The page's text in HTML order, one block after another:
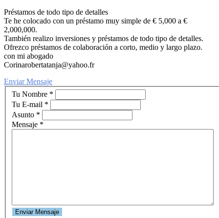
Préstamos de todo tipo de detalles
Te he colocado con un préstamo muy simple de € 5,000 a €
2,000,000.
También realizo inversiones y préstamos de todo tipo de detalles.
Ofrezco préstamos de colaboración a corto, medio y largo plazo.
con mi abogado
Corinarobertatanja@yahoo.fr
Enviar Mensaje
Tu Nombre *
Tu E-mail *
Asunto *
Mensaje *